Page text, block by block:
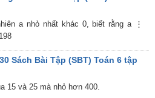
a nhỏ nhất khác 0, biết rằng a ⋮
Sách Bài Tập (SBT) Toán 6 tập
15 và 25 mà nhỏ hơn 400.